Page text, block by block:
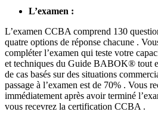
L’examen :
L’examen CCBA comprend 130
quatre options de réponse chacune .
compléter l’examen qui teste votre
et techniques du Guide BABOK® tout
de cas basés sur des situations
passage à l’examen est de 70% . Vous
immédiatement après avoir terminé
vous recevrez la certification CCBA .